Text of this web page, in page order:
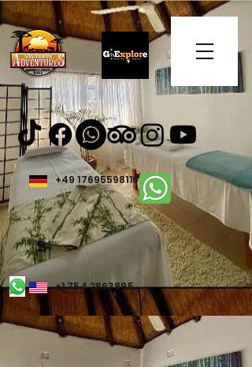
+49 17695598116
+1 754 2863895